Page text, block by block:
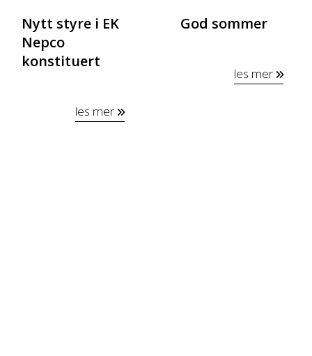
Nytt styre i EK
Nepco
konstituert
les mer
God sommer
les mer